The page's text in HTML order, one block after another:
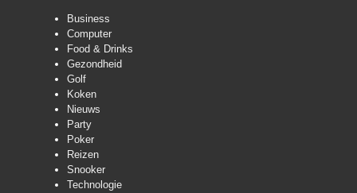
Business
Computer
Food & Drinks
Gezondheid
Golf
Koken
Nieuws
Party
Poker
Reizen
Snooker
Technologie